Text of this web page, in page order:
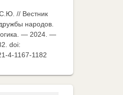
// Вестник
народов.
— 2024. —
doi:
4-1167-1182